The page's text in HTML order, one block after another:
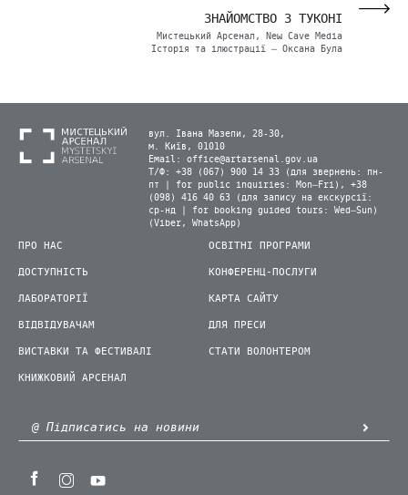
ЗНАЙОМСТВО З ТУКОНІ
Мистецький Арсенал, New Cave Media
Історія та ілюстрації — Оксана Була
вул. Івана Мазепи, 28-30,
м. Київ, 01010
Email: office@artarsenal.gov.ua
Т/Ф: +38 (067) 900 14 33 (для звернень: пн-
пт | for public inquiries: Mon–Fri), +38
(098) 416 40 63 (для запису на екскурсії:
ср-нд | for booking guided tours: Wed–Sun)
(Viber, WhatsApp)
ПРО НАС
ДОСТУПНІСТЬ
ЛАБОРАТОРІЇ
ВІДВІДУВАЧАМ
ВИСТАВКИ ТА ФЕСТИВАЛІ
КНИЖКОВИЙ АРСЕНАЛ
ОСВІТНІ ПРОГРАМИ
КОНФЕРЕНЦ-ПОСЛУГИ
КАРТА САЙТУ
ДЛЯ ПРЕСИ
СТАТИ ВОЛОНТЕРОМ